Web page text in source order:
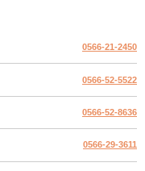
0566-21-2450
0566-52-5522
0566-52-8636
0566-29-3611